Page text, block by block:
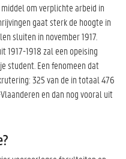
om verplichte arbeid in
gaat sterk de hoogte in
sluiten in november 1917.
1917-1918 zal een opeising
student. Een fenomeen dat
325 van de in totaal 476
en dan nog vooral uit